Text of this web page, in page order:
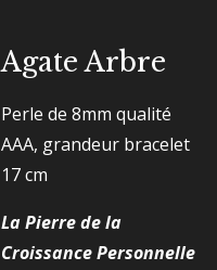
Agate Arbre
Perle de 8mm qualité
AAA, grandeur bracelet
17 cm
La Pierre de la
Croissance Personnelle